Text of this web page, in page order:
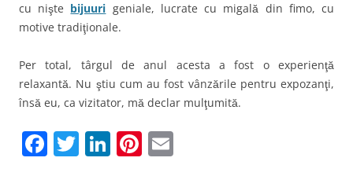
cu nişte bijuuri geniale, lucrate cu migală din fimo, cu
motive tradiţionale.
Per total, târgul de anul acesta a fost o experienţă
relaxantă. Nu ştiu cum au fost vânzările pentru expozanţi,
însă eu, ca vizitator, mă declar mulţumită.
F T Li Pi